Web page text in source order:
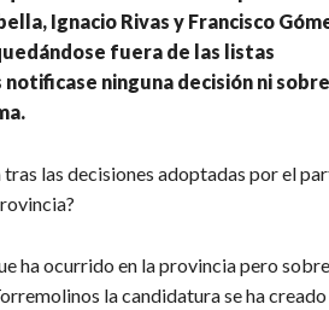
Ignacio Rivas y Francisco
fuera de las listas
ninguna decisión ni
las decisiones adoptadas por el
ha ocurrido en la provincia pero sobre
la candidatura se ha